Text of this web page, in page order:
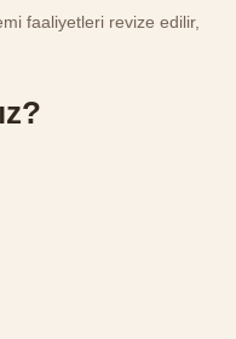
faaliyetleri revize edilir,